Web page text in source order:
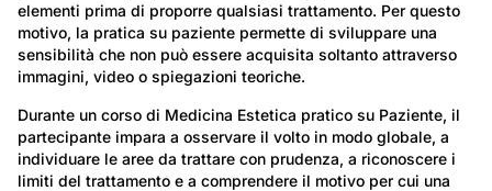
elementi prima di proporre qualsiasi trattamento. Per questo
motivo, la pratica su paziente permette di sviluppare una
sensibilità che non può essere acquisita soltanto attraverso
immagini, video o spiegazioni teoriche.
Durante un corso di Medicina Estetica pratico su Paziente, il
partecipante impara a osservare il volto in modo globale, a
individuare le aree da trattare con prudenza, a riconoscere i
limiti del trattamento e a comprendere il motivo per cui una